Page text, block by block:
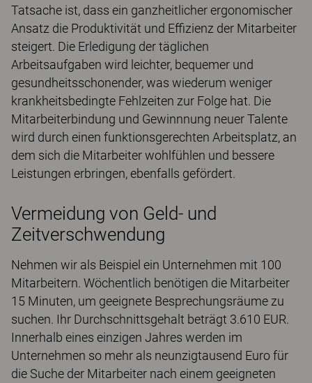
Tatsache ist, dass ein ganzheitlicher ergonomischer
Ansatz die Produktivität und Effizienz der Mitarbeiter
steigert. Die Erledigung der täglichen
Arbeitsaufgaben wird leichter, bequemer und
gesundheitsschonender, was wiederum weniger
krankheitsbedingte Fehlzeiten zur Folge hat. Die
Mitarbeiterbindung und Gewinnnung neuer Talente
wird durch einen funktionsgerechten Arbeitsplatz, an
dem sich die Mitarbeiter wohlfühlen und bessere
Leistungen erbringen, ebenfalls gefördert.
Vermeidung von Geld- und
Zeitverschwendung
Nehmen wir als Beispiel ein Unternehmen mit 100
Mitarbeitern. Wöchentlich benötigen die Mitarbeiter
15 Minuten, um geeignete Besprechungsräume zu
suchen. Ihr Durchschnittsgehalt beträgt 3.610 EUR.
Innerhalb eines einzigen Jahres werden im
Unternehmen so mehr als neunzigtausend Euro für
die Suche der Mitarbeiter nach einem geeigneten